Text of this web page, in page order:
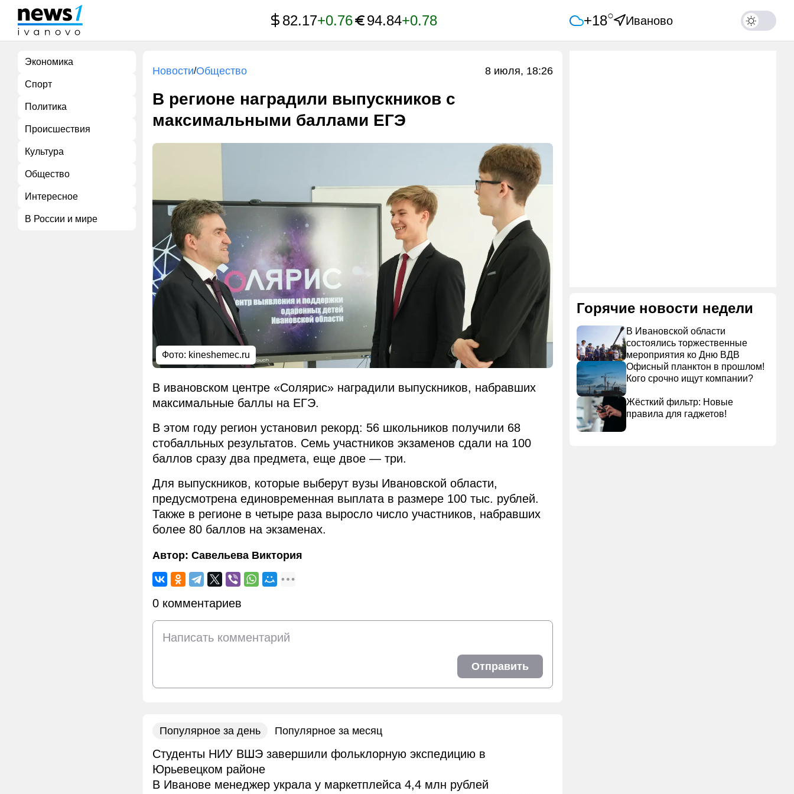
82.17+0.76 94.84+0.78 +18○ Иваново
Экономика
Спорт
Политика
Происшествия
Культура
Общество
Интересное
В России и мире
Новости/Общество 8 июля, 18:26
В регионе наградили выпускников с
максимальными баллами ЕГЭ
Фото: kineshemec.ru
В ивановском центре «Солярис» наградили выпускников, набравших
максимальные баллы на ЕГЭ.
В этом году регион установил рекорд: 56 школьников получили 68
стобалльных результатов. Семь участников экзаменов сдали на 100
баллов сразу два предмета, еще двое — три.
Для выпускников, которые выберут вузы Ивановской области,
предусмотрена единовременная выплата в размере 100 тыс. рублей.
Также в регионе в четыре раза выросло число участников, набравших
более 80 баллов на экзаменах.
Автор: Савельева Виктория
0 комментариев
Отправить
Популярное за день Популярное за месяц
Студенты НИУ ВШЭ завершили фольклорную экспедицию в
Юрьевецком районе
В Иванове менеджер украла у маркетплейса 4,4 млн рублей
Горячие новости недели
В Ивановской области
состоялись торжественные
мероприятия ко Дню ВДВ
Офисный планктон в прошлом!
Кого срочно ищут компании?
Жёсткий фильтр: Новые
правила для гаджетов!